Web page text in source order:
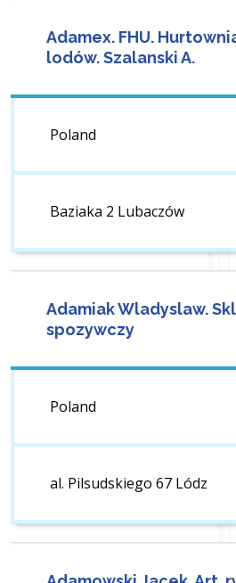
Adamex. FHU.
lodów. Szalanski A.
Poland
Baziaka 2 Lubaczów
Adamiak Wladyslaw.
spozywczy
Poland
al. Pilsudskiego 67 Lódz